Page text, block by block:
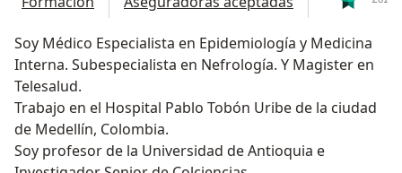
Soy Médico Especialista en Epidemiología y Medicina
Interna. Subespecialista en Nefrología. Y Magister en
Telesalud.
Trabajo en el Hospital Pablo Tobón Uribe de la ciudad
de Medellín, Colombia.
Soy profesor de la Universidad de Antioquia e